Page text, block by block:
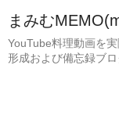
まみむ
YouTube料理動画を
形成および備忘録ブ